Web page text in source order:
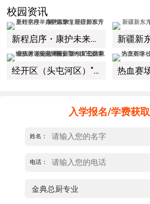
校园资讯
新程启序・康护未来｜新疆新东方烹饪学校举办中医康复理疗师班开幕仪式！
经开区（头屯河区）"3+10"公共就业服务进校园暨新疆新东方烹饪学校人才双选会+校企签约仪式圆满举行
入学报名/学费获取
姓名：
电话：